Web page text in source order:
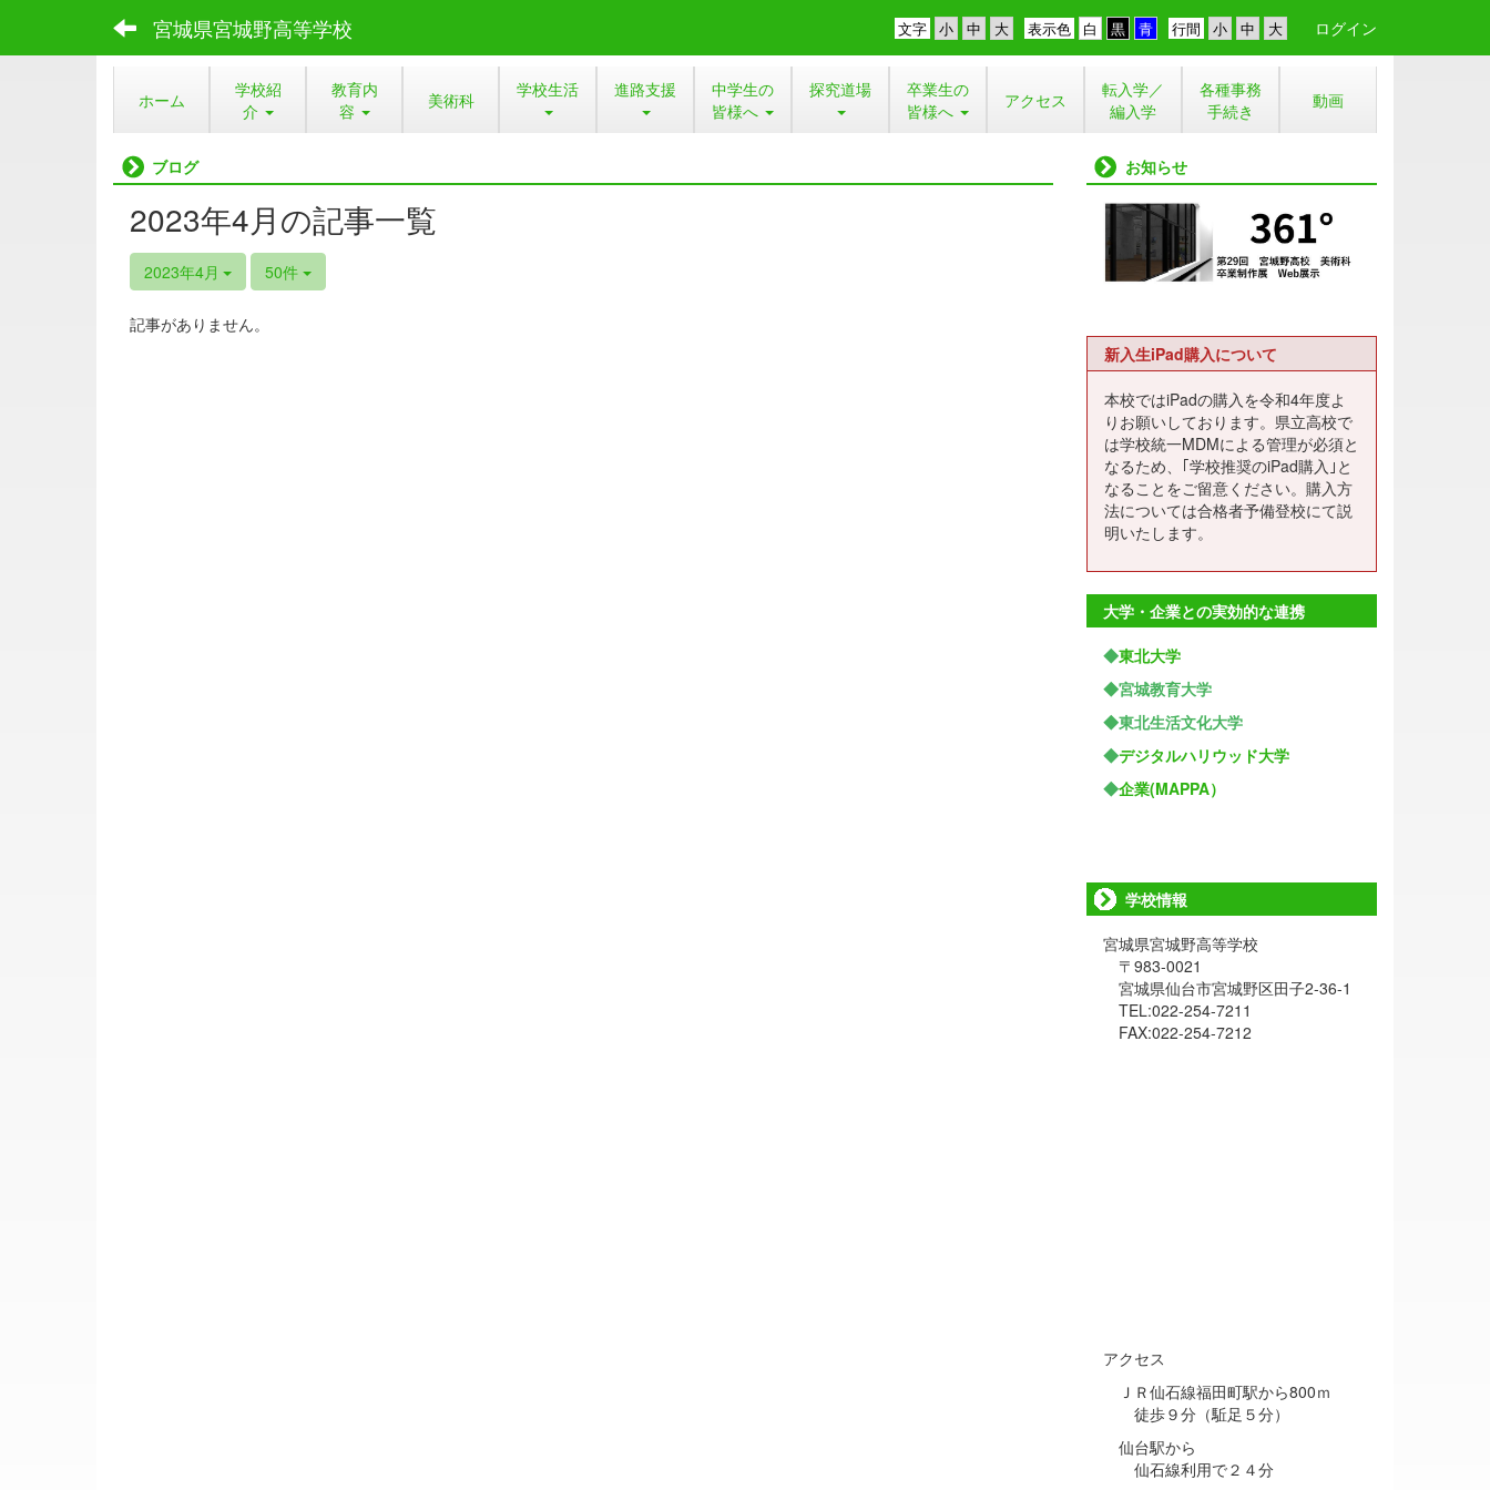
宮城県宮城野高等学校 行間
表示色
文字 ログイン
ホーム
学校紹
介
教育内
容
美術科 学校生活 進路支援
中学生の
皆様へ
探究道場
卒業生の
皆様へ
アクセス
転入学／
編入学
各種事務
手続き
動画
ブログ
2023年4月の記事一覧
2023年4月 50件
記事がありません。
お知らせ
新入生iPad購入について
本校ではiPadの購入を令和4年度よ
りお願いしております。県立高校で
は学校統一MDMによる管理が必須と
なるため、｢学校推奨のiPad購入｣と
なることをご留意ください。購入方
法については合格者予備登校にて説
明いたします。
大学・企業との実効的な連携
◆東北大学
◆宮城教育大学
◆東北生活文化大学
◆デジタルハリウッド大学
◆企業(MAPPA）
学校情報
宮城県宮城野高等学校
〒983-0021
宮城県仙台市宮城野区田子2-36-1
TEL:022-254-7211
FAX:022-254-7212
アクセス
ＪＲ仙石線福田町駅から800ｍ
徒歩９分（駈足５分）
仙台駅から
仙石線利用で２４分